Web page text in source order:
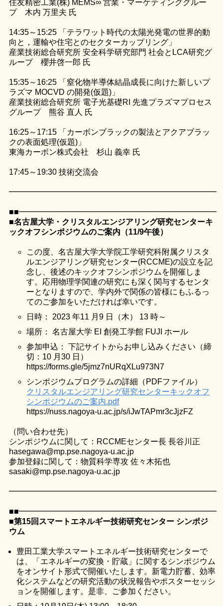
住友精密工業(株) MEMS∞ 営業・マーケティンググルー
プ 木内 万里夫 氏
14:35～15:25 「テラワット時代の太陽光発電の世界的動
向と，運輸や住宅とのセクターカップリング」
産業技術総合研究所 安全科学研究部門 社会とLCA研究グ
ループ 櫻井啓一郎 氏
15:35～16:25 「窒化物半導体結晶成長に向けた新しいプ
ラズマ MOCVD の開発(仮題)」
産業技術総合研究所 電子光基礎RI 先進プラズマプロセス
グループ 熊谷 直人 氏
16:25～17:15 「カーボンブラックの製法とアクアブラッ
クの表面処理(仮題)」
東海カーボン株式会社 杉山 義幸 氏
17:45～19:30 技術交流会
■名古屋大学・クリスタルエンジアリング研究センターキ
ックオフシンポジウムのご案内（11/9午後）
この度、名古屋大学大学院工学研究科附属クリスタ
ルエンジアリング研究センター(RCCME)の設立を記
念し、後述のキックオフシンポジウムを開催しま
す。応用物理学関連の研究にも深く関与するセンタ
ーとなりますので、学内外で関係の皆様にもふるっ
てのご参加をいただければ幸いです。
日時： 2023 年11 月9 日（木） 13 時～
場所： 名古屋大学 EI 創発工学館 FUJI ホール
参加申込： 下記サイトからお申し込みください（締
切：10 月30 日）
https://forms.gle/5jmz7nURqXLu973N7
シンポジウムプログラムの詳細（PDFファイル）
クリスタルエンジアリング研究センターキックオフ
シンポジウムのご案内.pdf
https://nuss.nagoya-u.ac.jp/s/iJwTAPmr3cJjzFZ
（問い合わせ先）
シンポジウムに関して：RCCMEセンター長 長谷川正
hasegawa@mp.pse.nagoya-u.ac.jp
参加登録に関して：物質科学専攻 佐々木拓也
sasaki@mp.pse.nagoya-u.ac.jp
■第15回スマートエネルギー技術研究センター シンポジ
ウム
豊田工業大学スマートエネルギー技術研究センターで
は、「エネルギーの変換・貯蔵」に関するシンポジウム
をオンサイト形式で開催いたします。新電力貯蓄、効率
化システムなどの研究活動の状況報告やポスターセッシ
ョンを開催します。是非、ご参加ください。